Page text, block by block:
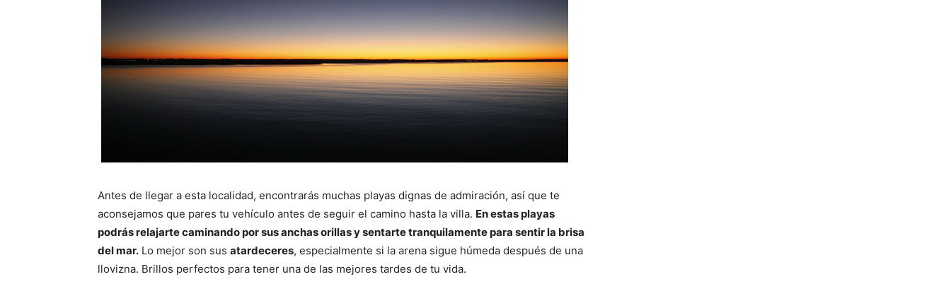
Antes de llegar a esta localidad, encontrarás muchas playas dignas de admiración, así que te
aconsejamos que pares tu vehículo antes de seguir el camino hasta la villa. En estas playas
podrás relajarte caminando por sus anchas orillas y sentarte tranquilamente para sentir la brisa
del mar. Lo mejor son sus atardeceres, especialmente si la arena sigue húmeda después de una
llovizna. Brillos perfectos para tener una de las mejores tardes de tu vida.